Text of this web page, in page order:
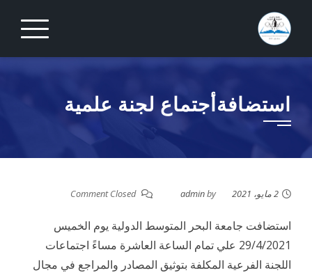
content
استضافةأجتماع لجنة علمية
2 مايو، 2021 by
admin
Comment Closed
استضافت جامعة البحر المتوسط الدولية يوم الخميس
29/4/2021 علي تمام الساعة العاشرة مساءً اجتماعات
اللجنة الفرعية المكلفة بتوثيق المصادر والمراجع في مجال